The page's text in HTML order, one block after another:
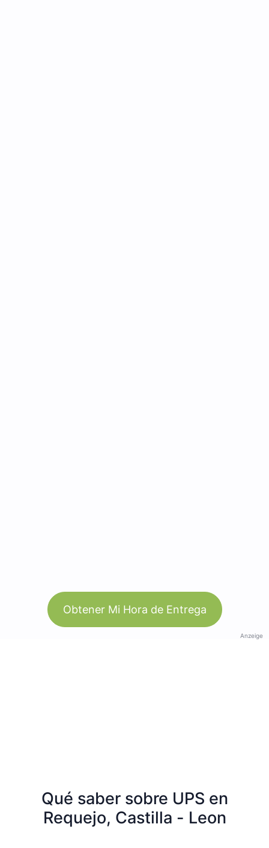
Obtener Mi Hora de Entrega
Anzeige
Qué saber sobre UPS en
Requejo, Castilla - Leon